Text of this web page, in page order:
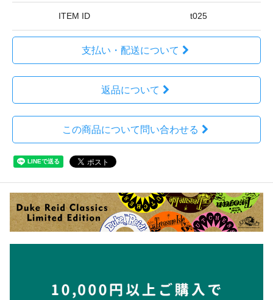
ITEM ID t025
支払い・配送について
返品について
この商品について問い合わせる